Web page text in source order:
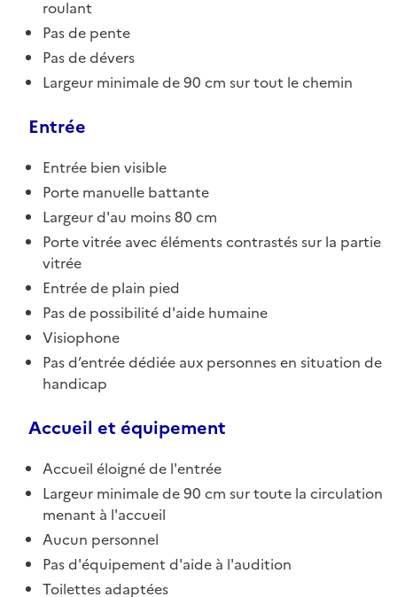
roulant
Pas de pente
Pas de dévers
Largeur minimale de 90 cm sur tout le chemin
Entrée
Entrée bien visible
Porte manuelle battante
Largeur d'au moins 80 cm
Porte vitrée avec éléments contrastés sur la partie
vitrée
Entrée de plain pied
Pas de possibilité d'aide humaine
Visiophone
Pas d’entrée dédiée aux personnes en situation de
handicap
Accueil et équipement
Accueil éloigné de l'entrée
Largeur minimale de 90 cm sur toute la circulation
menant à l'accueil
Aucun personnel
Pas d'équipement d'aide à l'audition
Toilettes adaptées